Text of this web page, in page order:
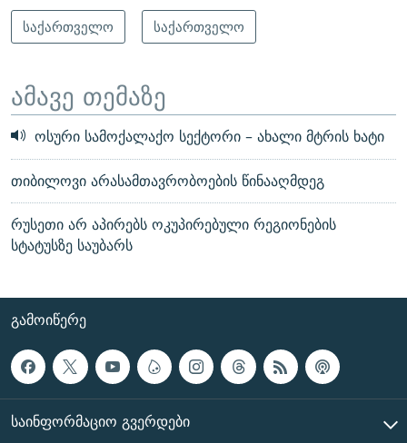
საქართველო
საქართველო
ამავე თემაზე
ოსური სამოქალაქო სექტორი – ახალი მტრის ხატი
თიბილოვი არასამთავრობოების წინააღმდეგ
რუსეთი არ აპირებს ოკუპირებული რეგიონების
სტატუსზე საუბარს
ᲒᲐᲛᲝᲘᲬᲔᲠᲔ
ᲡᲐᲘᲜᲤᲝᲠᲛᲐᲪᲘᲝ ᲒᲕᲔᲠᲓᲔᲑᲘ